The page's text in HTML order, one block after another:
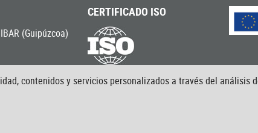
contenidos y servicios personalizados a través del análisis
(Guipúzcoa)
CERTIFICADO ISO
9001:2015